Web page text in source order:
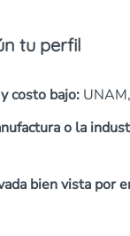
tu perfil
costo bajo:
o la
bien vista por